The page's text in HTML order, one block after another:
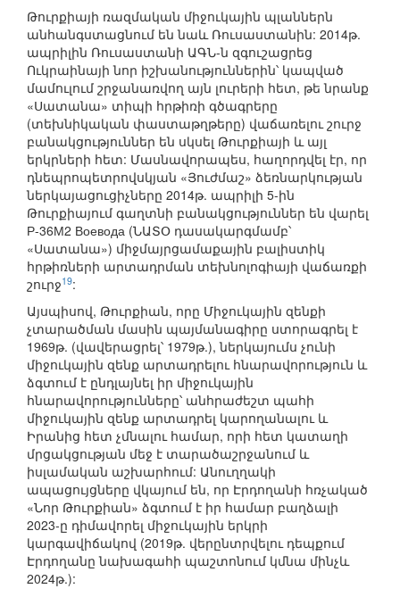
Թուրքիայի ռազմական միջուկային պլաններն
անհանգստացնում են նաև Ռուսաստանին: 2014թ.
ապրիլին Ռուսաստանի ԱԳՆ-ն զգուշացրեց
Ուկրաինայի նոր իշխանություններին՝ կապված
մամուլում շրջանառվող այն լուրերի հետ, թե նրանք
«Սատանա» տիպի հրթիռի գծագրերը
(տեխնիկական փաստաթղթերը) վաճառելու շուրջ
բանակցություններ են սկսել Թուրքիայի և այլ
երկրների հետ: Մասնավորապես, հաղորդվել էր, որ
դնեպրոպետրովսկյան «Յուժմաշ» ձեռնարկության
ներկայացուցիչները 2014թ. ապրիլի 5-ին
Թուրքիայում գաղտնի բանակցություններ են վարել
Р-36М2 Воевода (ՆԱՏՕ դասակարգմամբ՝
«Սատանա») միջմայրցամաքային բալիստիկ
հրթիռների արտադրման տեխնոլոգիայի վաճառքի
շուրջ19:
Այսպիսով, Թուրքիան, որը Միջուկային զենքի
չտարածման մասին պայմանագիրը ստորագրել է
1969թ. (վավերացրել՝ 1979թ.), ներկայումս չունի
միջուկային զենք արտադրելու հնարավորություն և
ձգտում է ընդլայնել իր միջուկային
հնարավորությունները՝ անհրաժեշտ պահի
միջուկային զենք արտադրել կարողանալու և
Իրանից հետ չմնալու համար, որի հետ կատաղի
մրցակցության մեջ է տարածաշրջանում և
իսլամական աշխարհում: Անուղղակի
ապացույցները վկայում են, որ Էրդողանի հռչակած
«Նոր Թուրքիան» ձգտում է իր համար բաղձալի
2023-ը դիմավորել միջուկային երկրի
կարգավիճակով (2019թ. վերընտրվելու դեպքում
Էրդողանը նախագահի պաշտոնում կմնա մինչև
2024թ.):